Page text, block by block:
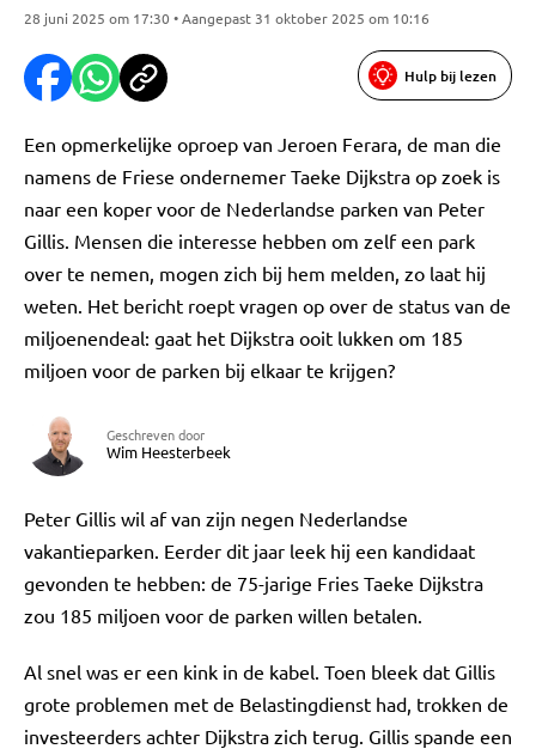
28 juni 2025 om 17:30 • Aangepast 31 oktober 2025 om 10:16
Hulp bij lezen
Een opmerkelijke oproep van Jeroen Ferara, de man die
namens de Friese ondernemer Taeke Dijkstra op zoek is
naar een koper voor de Nederlandse parken van Peter
Gillis. Mensen die interesse hebben om zelf een park
over te nemen, mogen zich bij hem melden, zo laat hij
weten. Het bericht roept vragen op over de status van de
miljoenendeal: gaat het Dijkstra ooit lukken om 185
miljoen voor de parken bij elkaar te krijgen?
Geschreven door
Wim Heesterbeek
Peter Gillis wil af van zijn negen Nederlandse
vakantieparken. Eerder dit jaar leek hij een kandidaat
gevonden te hebben: de 75-jarige Fries Taeke Dijkstra
zou 185 miljoen voor de parken willen betalen.
Al snel was er een kink in de kabel. Toen bleek dat Gillis
grote problemen met de Belastingdienst had, trokken de
investeerders achter Dijkstra zich terug. Gillis spande een